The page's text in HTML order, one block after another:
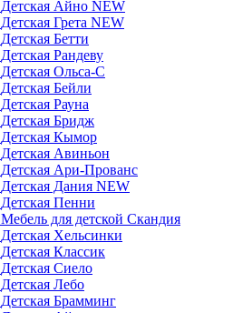
Детская Айно NEW
Детская Грета NEW
Детская Бетти
Детская Рандеву
Детская Ольса-С
Детская Бейли
Детская Рауна
Детская Бридж
Детская Кымор
Детская Авиньон
Детская Ари-Прованс
Детская Дания NEW
Детская Пенни
Мебель для детской Скандия
Детская Хельсинки
Детская Классик
Детская Сиело
Детская Лебо
Детская Брамминг